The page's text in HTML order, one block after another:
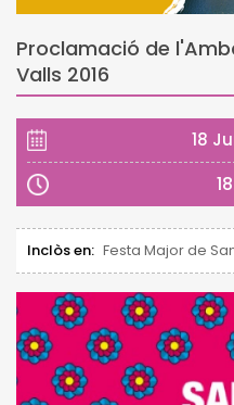
Proclamació de
Valls 2016
18
Inclòs en: Festa Major de